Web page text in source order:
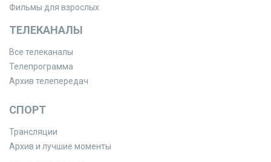
Фильмы для взрослых
ТЕЛЕКАНАЛЫ
Все телеканалы
Телепрограмма
Архив телепередач
СПОРТ
Трансляции
Архив и лучшие моменты